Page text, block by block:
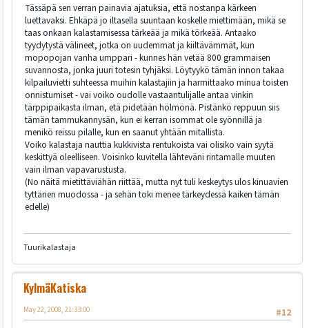
Tässäpä sen verran painavia ajatuksia, että nostanpa kärkeen
luettavaksi. Ehkäpä jo iltasella suuntaan koskelle miettimään, mikä se
taas onkaan kalastamisessa tärkeää ja mikä törkeää. Antaako
tyydytystä välineet, jotka on uudemmat ja kiiltävämmät, kun
mopopojan vanha umppari - kunnes hän vetää 800 grammaisen
suvannosta, jonka juuri totesin tyhjäksi. Löytyykö tämän innon takaa
kilpailuvietti suhteessa muihin kalastajiin ja harmittaako minua toisten
onnistumiset - vai voiko oudolle vastaantulijalle antaa vinkin
tärppipaikasta ilman, etä pidetään hölmönä. Pistänkö reppuun siis
tämän tammukannysän, kun ei kerran isommat ole syönnillä ja
menikö reissu pilalle, kun en saanut yhtään mitallista.
Voiko kalastaja nauttia kukkivista rentukoista vai olisiko vain syytä
keskittyä oleelliseen. Voisinko kuvitella lähteväni rintamalle muuten
vain ilman vapavarustusta.
(No näitä mietittäviähän riittää, mutta nyt tuli keskeytys ulos kinuavien
tyttärien muodossa - ja sehän toki menee tärkeydessä kaiken tämän
edelle)
Tuurikalastaja
KylmäKatiska
#12
May 22, 2008, 21:33:00